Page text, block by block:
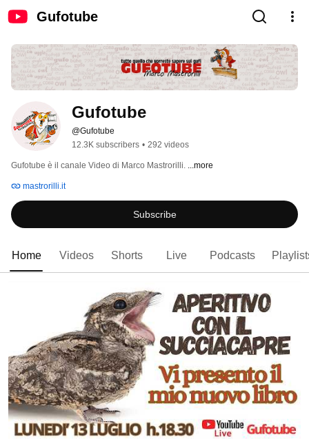
Gufotube
Gufotube
@Gufotube
12.3K subscribers • 292 videos
Gufotube è il canale Video di Marco Mastrorilli. ...more
mastrorilli.it
Subscribe
Home Videos Shorts Live Podcasts